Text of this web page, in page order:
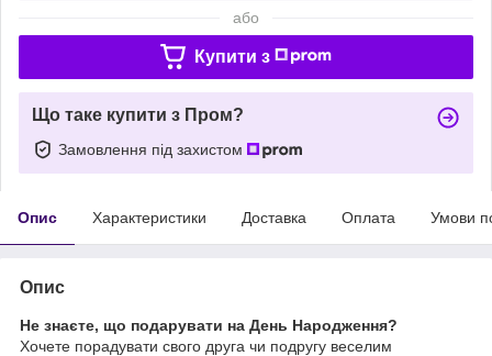
або
Купити з
Що таке купити з Пром?
Замовлення під захистом
Опис Характеристики Доставка Оплата Умови
Опис
Не знаєте, що подарувати на День Народження?
Хочете порадувати свого друга чи подругу веселим